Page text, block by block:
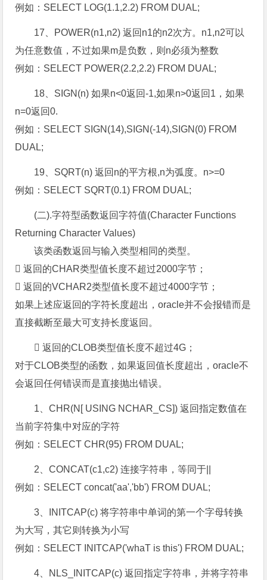
例如：SELECT LOG(1.1,2.2) FROM DUAL;
17、POWER(n1,n2) 返回n1的n2次方。n1,n2可以
为任意数值，不过如果m是负数，则n必须为整数
例如：SELECT POWER(2.2,2.2) FROM DUAL;
18、SIGN(n) 如果n<0返回-1,如果n>0返回1，如果
n=0返回0.
例如：SELECT SIGN(14),SIGN(-14),SIGN(0) FROM
DUAL;
19、SQRT(n) 返回n的平方根,n为弧度。n>=0
例如：SELECT SQRT(0.1) FROM DUAL;
(二).字符型函数返回字符值(Character Functions
Returning Character Values)
该类函数返回与输入类型相同的类型。
 返回的CHAR类型值长度不超过2000字节；
 返回的VCHAR2类型值长度不超过4000字节；
如果上述应返回的字符长度超出，oracle并不会报错而是
直接截断至最大可支持长度返回。
 返回的CLOB类型值长度不超过4G；
对于CLOB类型的函数，如果返回值长度超出，oracle不
会返回任何错误而是直接抛出错误。
1、CHR(N[ USING NCHAR_CS]) 返回指定数值在
当前字符集中对应的字符
例如：SELECT CHR(95) FROM DUAL;
2、CONCAT(c1,c2) 连接字符串，等同于||
例如：SELECT concat('aa','bb') FROM DUAL;
3、INITCAP(c) 将字符串中单词的第一个字母转换
为大写，其它则转换为小写
例如：SELECT INITCAP('whaT is this') FROM DUAL;
4、NLS_INITCAP(c) 返回指定字符串，并将字符串